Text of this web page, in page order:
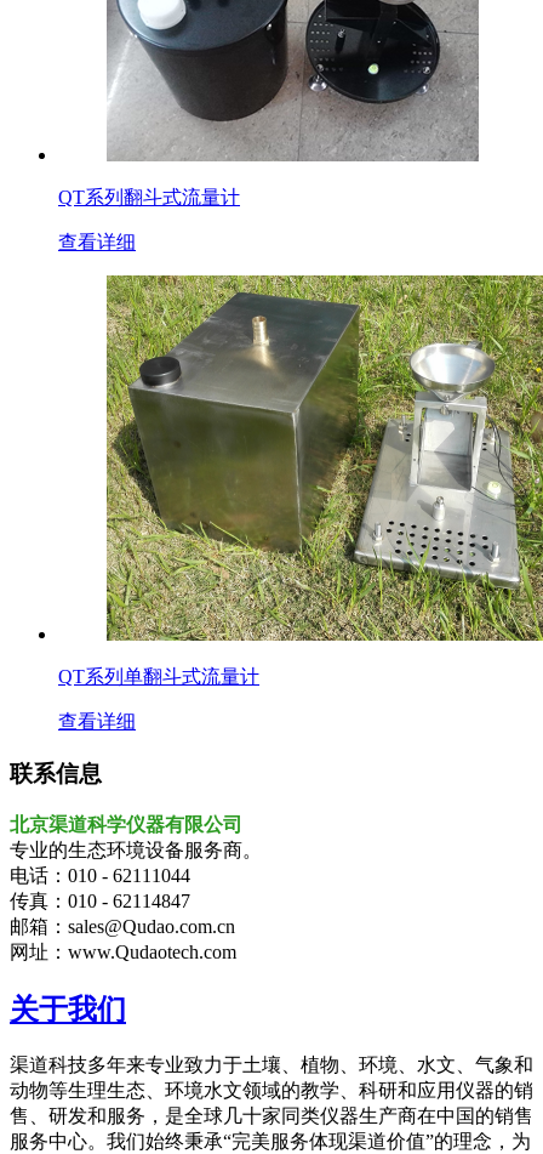
QT系列翻斗式流量计
查看详细
QT系列单翻斗式流量计
查看详细
联系信息
北京渠道科学仪器有限公司
专业的生态环境设备服务商。
电话：010 - 62111044
传真：010 - 62114847
邮箱：sales@Qudao.com.cn
网址：www.Qudaotech.com
关于我们
渠道科技多年来专业致力于土壤、植物、环境、水文、气象和
动物等生理生态、环境水文领域的教学、科研和应用仪器的销
售、研发和服务，是全球几十家同类仪器生产商在中国的销售
服务中心。我们始终秉承“完美服务体现渠道价值”的理念，为